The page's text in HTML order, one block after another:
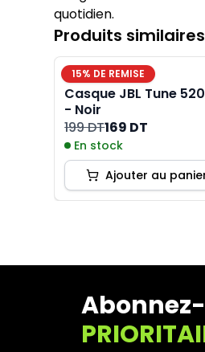
quotidien.
Produits similaires
15% DE REMISE
Casque JBL Tune
- Noir
199 DT169 DT
En stock
Ajouter au